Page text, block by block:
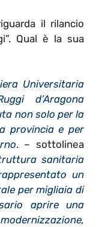
il rilancio
Qual è la sua
Universitaria
d’Aragona
non solo per la
provincia e per
. – sottolinea
sanitaria
un
per migliaia di
aprire una